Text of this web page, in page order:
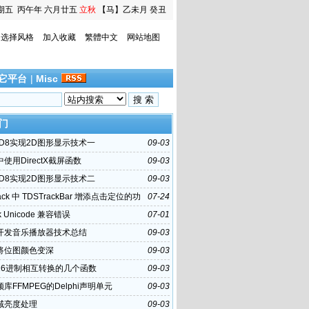
五 丙午年 六月廿五 立秋
【马】乙未月 癸丑
选择风格
加入收藏 繁體中文 网站地图
平台 | Misc
09-03
实现2D图形显示技术一
09-03
使用DirectX截屏函数
09-03
实现2D图形显示技术二
07-24
中 TDSTrackBar 增添点击定位的功
07-01
Unicode 兼容错误
09-03
发音乐播放器技术总结
09-03
位图颜色变深
09-03
进制相互转换的几个函数
09-03
库FFMPEG的Delphi声明单元
09-03
亮度处理